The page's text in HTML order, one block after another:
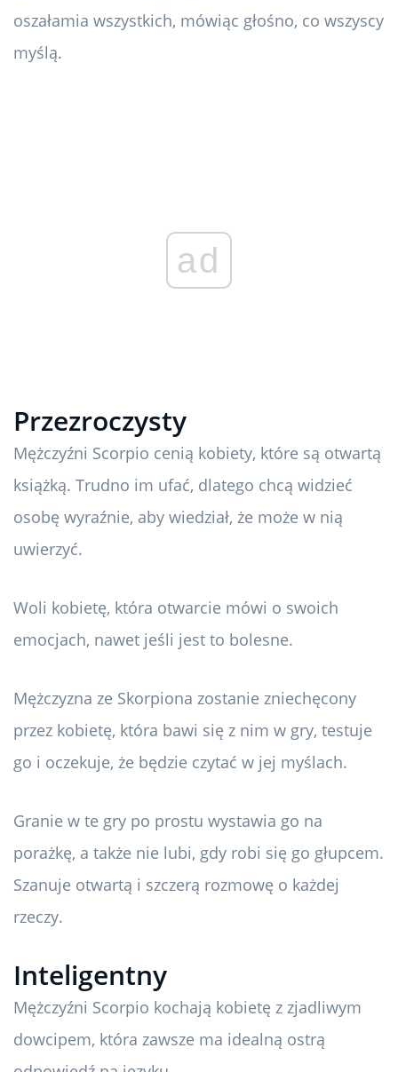
oszałamia wszystkich, mówiąc głośno, co wszyscy
myślą.
ad
Przezroczysty
Mężczyźni Scorpio cenią kobiety, które są otwartą
książką. Trudno im ufać, dlatego chcą widzieć
osobę wyraźnie, aby wiedział, że może w nią
uwierzyć.
Woli kobietę, która otwarcie mówi o swoich
emocjach, nawet jeśli jest to bolesne.
Mężczyzna ze Skorpiona zostanie zniechęcony
przez kobietę, która bawi się z nim w gry, testuje
go i oczekuje, że będzie czytać w jej myślach.
Granie w te gry po prostu wystawia go na
porażkę, a także nie lubi, gdy robi się go głupcem.
Szanuje otwartą i szczerą rozmowę o każdej
rzeczy.
Inteligentny
Mężczyźni Scorpio kochają kobietę z zjadliwym
dowcipem, która zawsze ma idealną ostrą